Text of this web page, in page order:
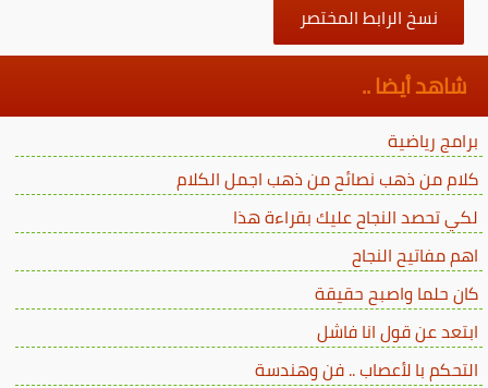
نسخ الرابط المختصر
شاهد أيضا ..
برامج رياضية
كلام من ذهب نصائح من ذهب اجمل الكلام
لكي تحصد النجاح عليك بقراءة هذا
اهم مفاتيح النجاح
كان حلما واصبح حقيقة
ابتعد عن قول انا فاشل
التحكم با لأعصاب .. فن وهندسة